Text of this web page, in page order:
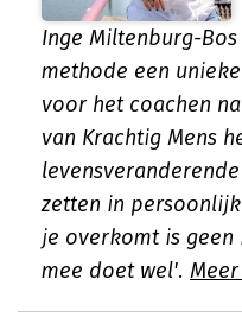
Inge Miltenburg-
methode een
voor het coachen
van Krachtig Mens
zetten in
je overkomt is geen
mee doet wel'.